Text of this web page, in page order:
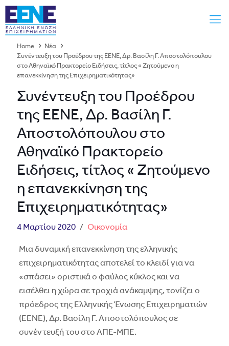
Home
Νέα
Συνέντευξη του Προέδρου της ΕΕΝΕ, Δρ. Βασίλη Γ. Αποστολόπουλου
στο Αθηναϊκό Πρακτορείο Ειδήσεις, τίτλος « Ζητούμενο η
επανεκκίνηση της Επιχειρηματικότητας»
Συνέντευξη του Προέδρου
της ΕΕΝΕ, Δρ. Βασίλη Γ.
Αποστολόπουλου στο
Αθηναϊκό Πρακτορείο
Ειδήσεις, τίτλος « Ζητούμενο
η επανεκκίνηση της
Επιχειρηματικότητας»
4 Μαρτίου 2020 / Οικονομία
Μια δυναμική επανεκκίνηση της ελληνικής
επιχειρηματικότητας αποτελεί το κλειδί για να
«σπάσει» οριστικά ο φαύλος κύκλος και να
εισέλθει η χώρα σε τροχιά ανάκαμψης, τονίζει ο
πρόεδρος της Ελληνικής Ένωσης Επιχειρηματιών
(ΕΕΝΕ), Δρ. Βασίλη Γ. Αποστολόπουλος σε
συνέντευξή του στο ΑΠΕ-ΜΠΕ.